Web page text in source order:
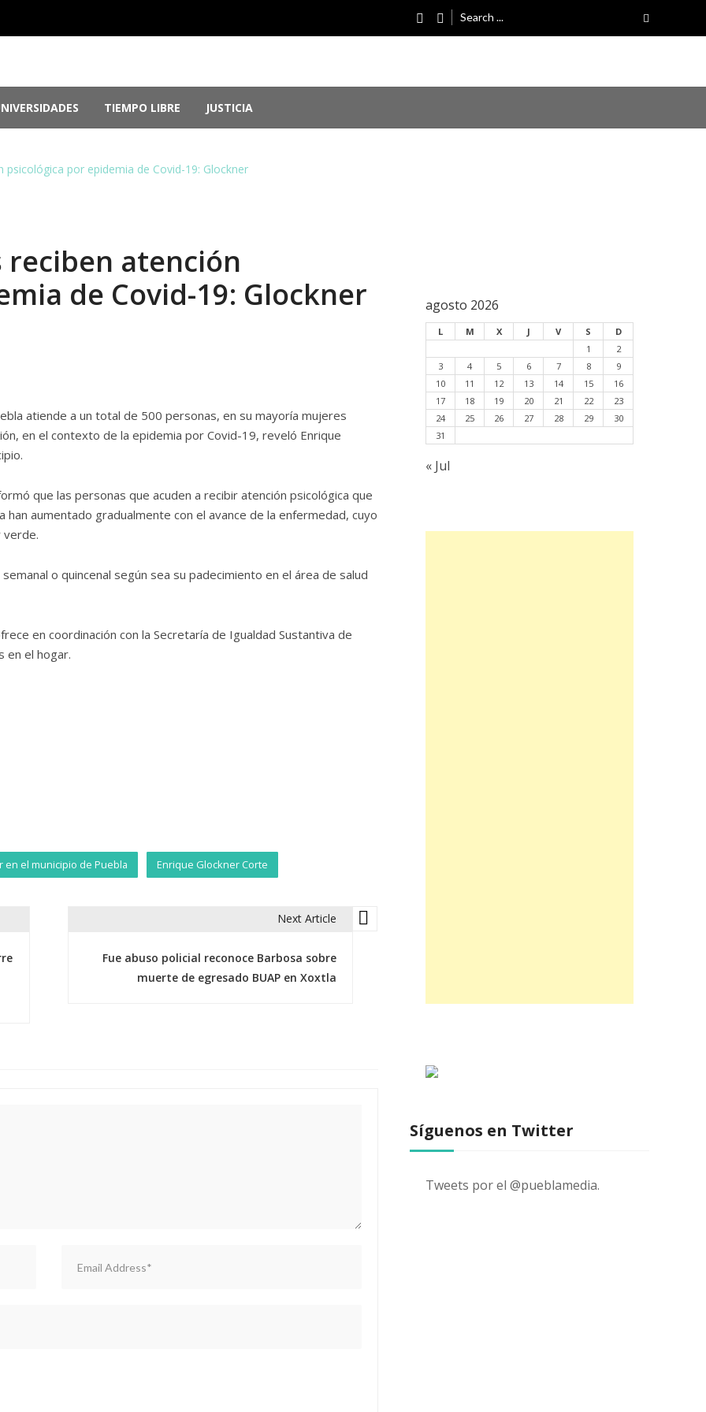
Search
TIEMPO LIBRE JUSTICIA
por genocidio en Gaza
agosto 5, 2026
2026: Más de 250 medallas y busca récord...
el Parlamento aprueba reformas ...
por epidemia de Covid-19: Glockner
reciben atención
de Covid-19: Glockner
atiende a un total de 500 personas, en su mayoría mujeres
en el contexto de la epidemia por Covid-19, reveló Enrique
que las personas que acuden a recibir atención psicológica que
aumentado gradualmente con el avance de la enfermedad, cuyo
verde.
o quincenal según sea su padecimiento en el área de salud
en coordinación con la Secretaría de Igualdad Sustantiva de
en el hogar.
en el municipio de Puebla Enrique Glockner Corte
Next Article
Fue abuso policial reconoce Barbosa sobre
muerte de egresado BUAP en Xoxtla
agosto 2026
L M X J V S
D
1
2
3
4 5 6 7 8
9
10
11 12 13 14 15
16
17
18 19 20 21 22
23
24
25 26 27 28 29
30
31
« Jul
Síguenos en Twitter
Tweets por el @pueblamedia.